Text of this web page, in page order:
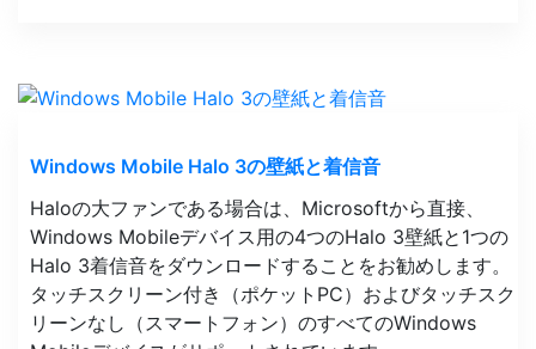
Windows Mobile Halo 3の壁紙と着信音
Haloの大ファンである場合は、Microsoftから直接、
Windows Mobileデバイス用の4つのHalo 3壁紙と1つの
Halo 3着信音をダウンロードすることをお勧めします。
タッチスクリーン付き（ポケットPC）およびタッチスク
リーンなし（スマートフォン）のすべてのWindows